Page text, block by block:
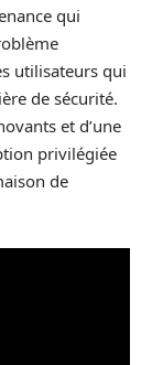
qui
utilisateurs qui
de sécurité.
et d’une
privilégiée
de